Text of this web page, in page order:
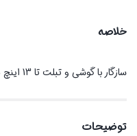
خلاصه
سازگار با گوشی و تبلت تا 13 اینچ مناسب برای انواع میز ابعاد : 19*8.8*12.5 سانتیمتر ابعاد پایه تلسکوپی : از 31.5 الی 50.5 سانتیمتر ابعاد براکت : 14.2*5.7 سانتیمتر
توضیحات